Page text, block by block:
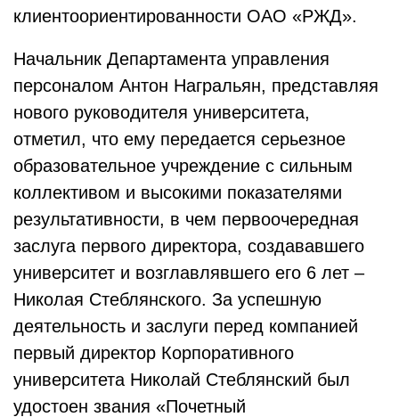
клиентоориентированности ОАО «РЖД».
Начальник Департамента управления
персоналом Антон Награльян, представляя
нового руководителя университета,
отметил, что ему передается серьезное
образовательное учреждение с сильным
коллективом и высокими показателями
результативности, в чем первоочередная
заслуга первого директора, создававшего
университет и возглавлявшего его 6 лет –
Николая Стеблянского. За успешную
деятельность и заслуги перед компанией
первый директор Корпоративного
университета Николай Стеблянский был
удостоен звания «Почетный